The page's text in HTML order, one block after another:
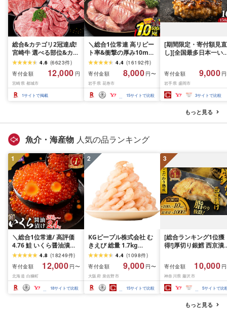
総合&カテゴリ2冠達成!
宮崎牛 選べる部位&カッ
ト (赤身&霜降り)or(赤身
のみ) 500g 1kg 2kg[発
送時期が選べる] 牛肉 焼
肉 すき焼き しゃぶしゃ
ぶ ステーキ ギフト お中
4.6 (6623件)
寄付金額
12,000 円
宮崎県 都城市
1サイトで掲載
＼総合1位常連 高リピー
ト率&衝撃の厚み10mm
厚切り牛タン 塩味/ ≪ス
ピード発送!!10営業日以
内発送≫ 選べる内容量
500g / 1kg 定期便 毎月
届く 牛肉 肉 BBQ ふるさ
と 人気 ランキング 岩手
4.4 (16192件)
寄付金額
8,000 円〜
岩手県 花巻市
15サイトで比較
[期間限定・寄付額見直
し][全国最多日本一い
1.5kg(150g×10個) い
て牛 × 岩中豚 ハンバー
グ 合挽き 合い挽き 黒
和牛 人気 冷凍 個包装
分け 冷凍 牛肉 豚肉 和
ビーフ ポーク はんば
ぐ 挽肉 お肉 ミンチ 肉
お弁当 hannba-gu ラ
寄付金額 9,000
岩手県 盛岡市
3サイトで比較
もっと見る
魚介・海産物 人気の品ランキング
1
＼総合1位常連/ 高評価
4.76 鮭 いくら醤油漬け
ふるさと納税 いくら
200g / 400g / 800g /
1.6kg / 2.4kg 200g パッ
ク[選べる容量] 醤油漬け
海鮮 イクラ 小分け ふる
さと ランキング 人気 ギ
4.8 (18249件)
寄付金額
12,000 円〜
北海道 白糠町
18サイトで比較
2
KGピープル株式会社 む
きえび 総量 1.7kg
(850g×2P) 特大 5Lサイ
ズ バナメイエビ バラ凍
結 下処理不要 サイズ不
揃い 訳あり
4.4 (1098件)
寄付金額
9,000 円〜
大阪府 泉佐野市
15サイトで比較
3
[総合ランキング1位獲
得!]厚切り銀鱈 西京漬
約 1,000g (約 100g ×
切) 西京味噌 西京みそ
噌漬け みそ 味噌 鮮魚
介 銀だら 銀ダラ ギン
ラ ぎんだら 鱈 タラ 魚
西京焼き 西京漬 西京
き 冷凍 厳選 鮮魚 漬け
寄付金額 10,000
神奈川県 藤沢市
5サイトで比
もっと見る